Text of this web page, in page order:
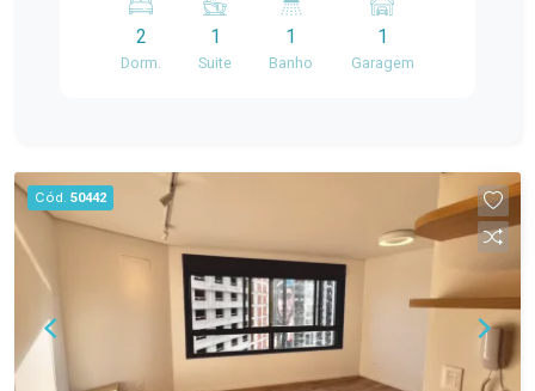
e do Fórum. Com uma sacada charmosa e
churrasqueira, este espaço é perfeito para
receber amigos e familiares em momentos de
comemorações, espaço gourmet para preparar
refeições especiais, quadra poliesportiva para os
amantes de esportes e um playground seguro e
divertido para as crianças. Não perca a chance de
viver em um lugar que une conforto, praticidade e
lazer. Agende sua visita e venha conhecer esse
incrível apartamento!
2
Dorm.
1
Suite
1
Banho
1
Garagem
Cód. 50442